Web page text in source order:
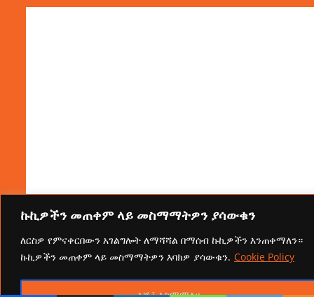
ኩኪዎችን መጠቀም ላይ መስማማትዎን ያሳውቁን
ለርስዎ የምናቀርበውን አገልግሎት ለማሻሻል በማሰብ ኩኪዎችን እንጠቀማለን።
ኩኪዎችን መጠቀም ላይ መስማማትዎን እባክዎ ያሳውቁን. Cookie Policy
እሺ፤ እስማማለሁ